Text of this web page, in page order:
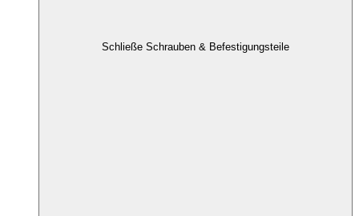
Schließe Schrauben & Befestigungsteile